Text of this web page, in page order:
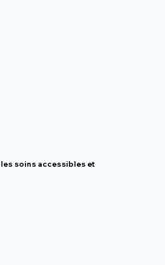
les soins accessibles et